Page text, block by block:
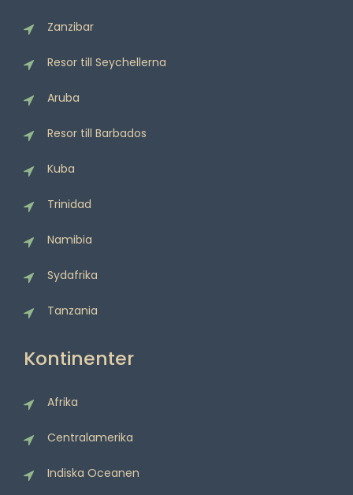
Zanzibar
Resor till Seychellerna
Aruba
Resor till Barbados
Kuba
Trinidad
Namibia
Sydafrika
Tanzania
Kontinenter
Afrika
Centralamerika
Indiska Oceanen